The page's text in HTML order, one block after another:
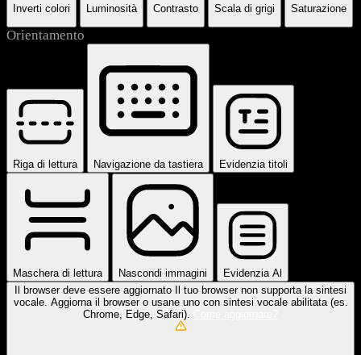
Inverti colori Luminosità Contrasto Scala di grigi Saturazione
Orientamento
Riga di lettura Navigazione da tastiera Evidenzia titoli
Maschera di lettura Nascondi immagini
Evidenzia Al
Il browser deve essere aggiornato
Il tuo browser non supporta la sintesi
vocale. Aggiorna il browser o usane uno con sintesi vocale abilitata (es.
Chrome, Edge, Safari).